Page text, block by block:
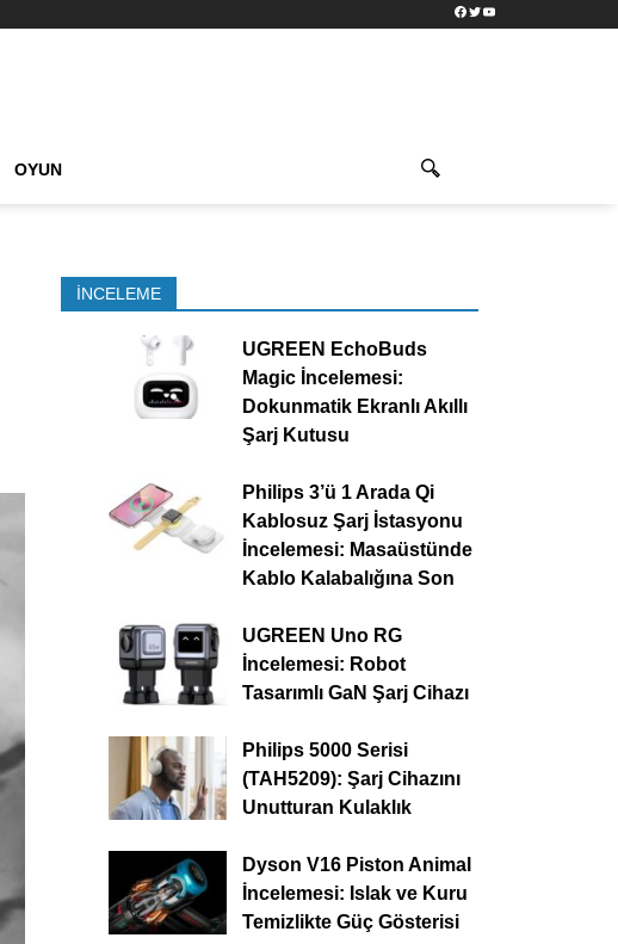
Facebook
TwitterYouTube
OYUN
İNCELEME
UGREEN EchoBuds
Magic İncelemesi:
Dokunmatik Ekranlı Akıllı
Şarj Kutusu
Philips 3’ü 1 Arada Qi
Kablosuz Şarj İstasyonu
İncelemesi: Masaüstünde
Kablo Kalabalığına Son
UGREEN Uno RG
İncelemesi: Robot
Tasarımlı GaN Şarj Cihazı
Philips 5000 Serisi
(TAH5209): Şarj Cihazını
Unutturan Kulaklık
Dyson V16 Piston Animal
İncelemesi: Islak ve Kuru
Temizlikte Güç Gösterisi